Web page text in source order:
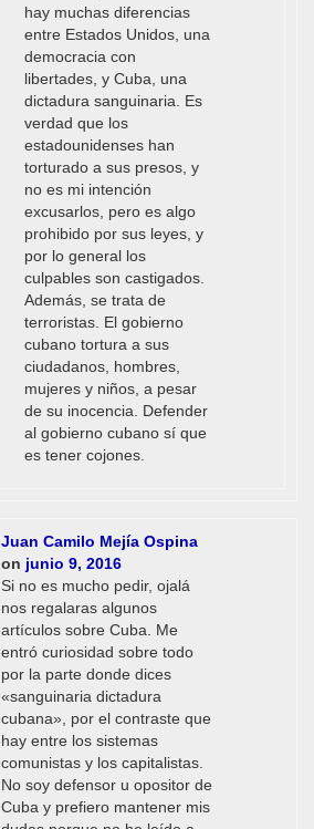
hay muchas diferencias
entre Estados Unidos, una
democracia con
libertades, y Cuba, una
dictadura sanguinaria. Es
verdad que los
estadounidenses han
torturado a sus presos, y
no es mi intención
excusarlos, pero es algo
prohibido por sus leyes, y
por lo general los
culpables son castigados.
Además, se trata de
terroristas. El gobierno
cubano tortura a sus
ciudadanos, hombres,
mujeres y niños, a pesar
de su inocencia. Defender
al gobierno cubano sí que
es tener cojones.
Juan Camilo Mejía Ospina
on junio 9, 2016
Si no es mucho pedir, ojalá
nos regalaras algunos
artículos sobre Cuba. Me
entró curiosidad sobre todo
por la parte donde dices
«sanguinaria dictadura
cubana», por el contraste que
hay entre los sistemas
comunistas y los capitalistas.
No soy defensor u opositor de
Cuba y prefiero mantener mis